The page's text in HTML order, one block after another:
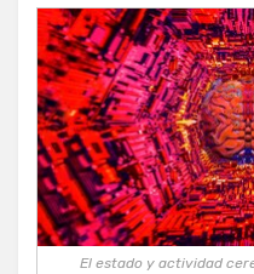
El estado y actividad